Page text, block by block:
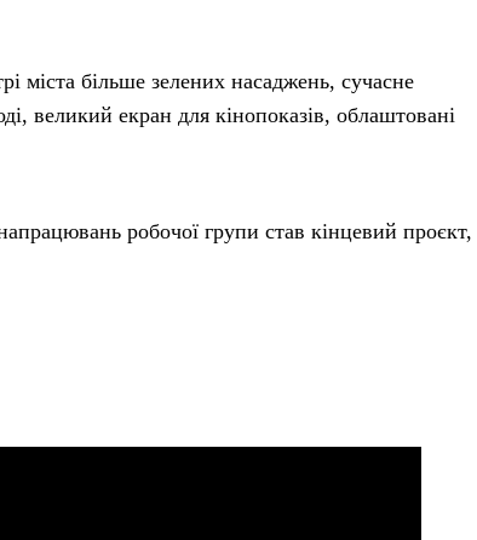
міста більше зелених насаджень, сучасне
великий екран для кінопоказів, облаштовані
робочої групи став кінцевий проєкт,